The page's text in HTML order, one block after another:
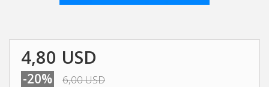
4,80 USD
-20% 6,00 USD